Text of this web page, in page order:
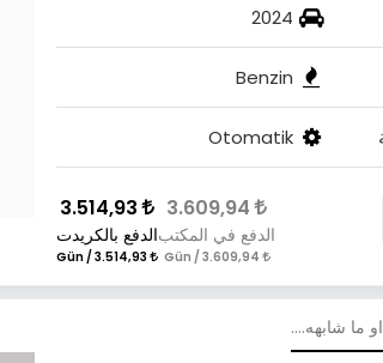
2024
Benzin
Otomatik
3.609,94
الدفع في المكتب
3.514,93
الدفع بالكريدت
3.514,93 / Gün
او ما شابهه....